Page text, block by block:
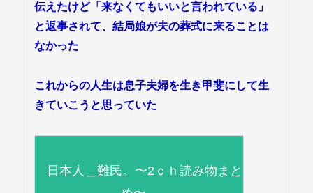
伝えたけど「来なくてもいいと言われている」
と返事されて、結局娘が夫の葬式に来ることは
なかった
これからの人生は息子夫婦を生き甲斐にして生
きていこうと思っていた